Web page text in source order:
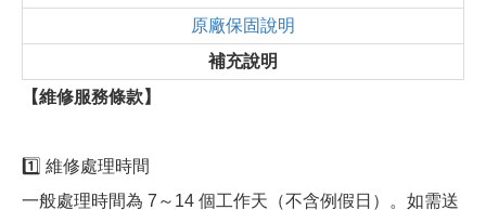
原廠保固說明
補充說明
【維修服務條款】
1️⃣ 維修處理時間
一般處理時間為 7～14 個工作天（不含例假日）。如需送